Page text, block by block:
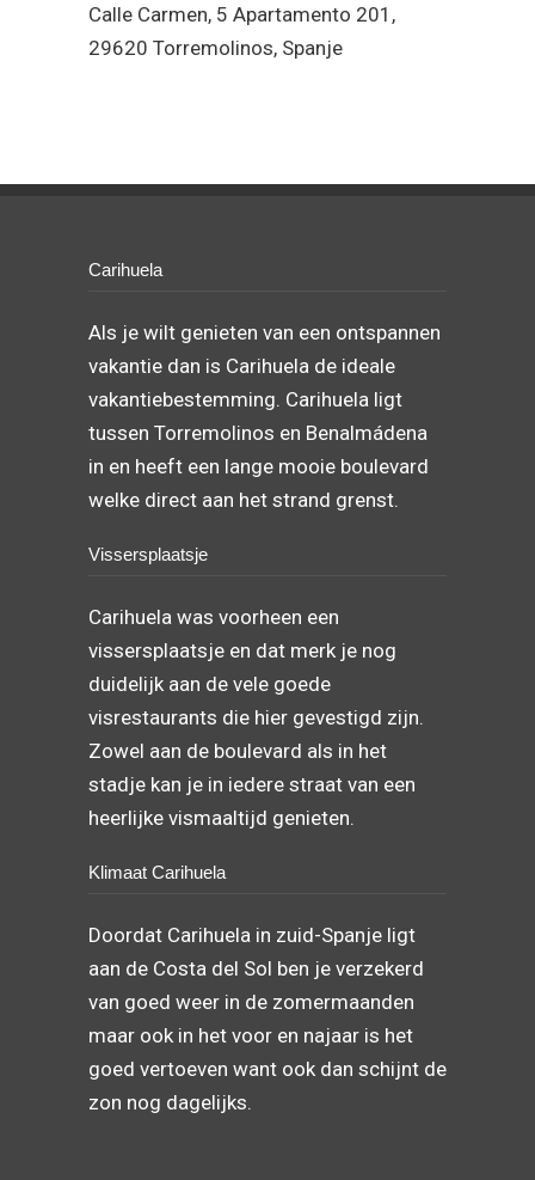
Calle Carmen, 5 Apartamento 201,
29620 Torremolinos, Spanje
Carihuela
Als je wilt genieten van een ontspannen
vakantie dan is Carihuela de ideale
vakantiebestemming. Carihuela ligt
tussen Torremolinos en Benalmádena
in en heeft een lange mooie boulevard
welke direct aan het strand grenst.
Vissersplaatsje
Carihuela was voorheen een
vissersplaatsje en dat merk je nog
duidelijk aan de vele goede
visrestaurants die hier gevestigd zijn.
Zowel aan de boulevard als in het
stadje kan je in iedere straat van een
heerlijke vismaaltijd genieten.
Klimaat Carihuela
Doordat Carihuela in zuid-Spanje ligt
aan de Costa del Sol ben je verzekerd
van goed weer in de zomermaanden
maar ook in het voor en najaar is het
goed vertoeven want ook dan schijnt de
zon nog dagelijks.